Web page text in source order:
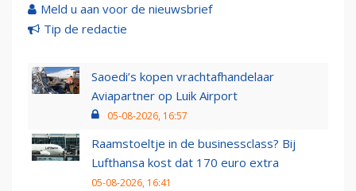
Meld u aan voor de nieuwsbrief
Tip de redactie
Saoedi’s kopen vrachtafhandelaar
Aviapartner op Luik Airport
05-08-2026, 16:57
Raamstoeltje in de businessclass? Bij
Lufthansa kost dat 170 euro extra
05-08-2026, 16:41